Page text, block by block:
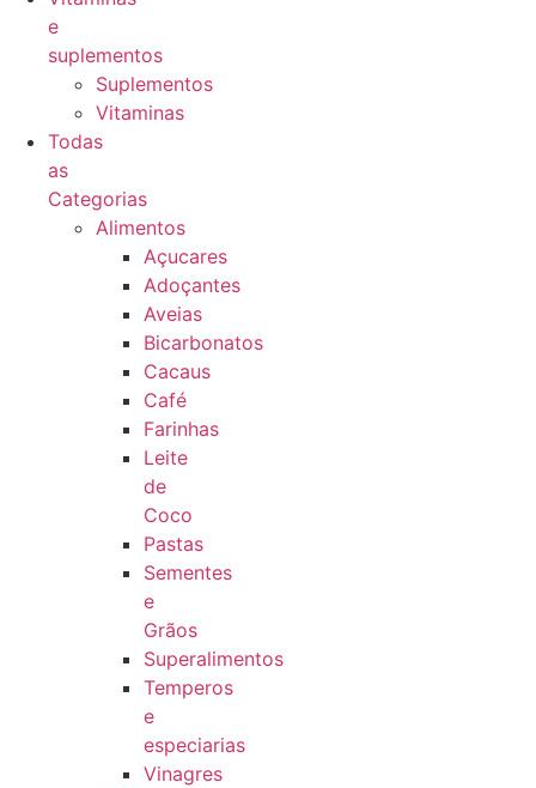
e
suplementos
Suplementos
Vitaminas
Todas
as
Categorias
Alimentos
Açucares
Adoçantes
Aveias
Bicarbonatos
Cacaus
Café
Farinhas
Leite
de
Coco
Pastas
Sementes
e
Grãos
Superalimentos
Temperos
e
especiarias
Vinagres